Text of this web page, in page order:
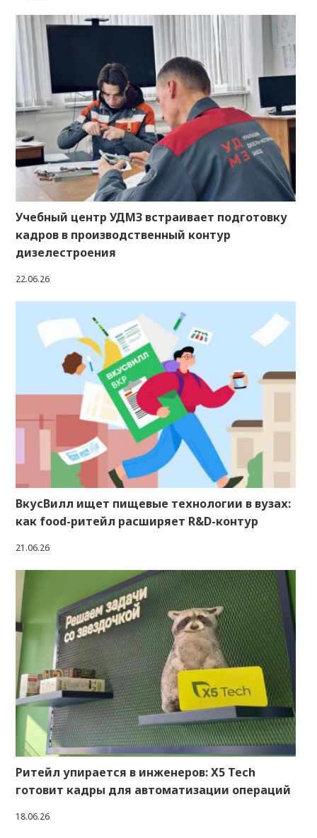
Учебный центр УДМЗ встраивает подготовку
кадров в производственный контур
дизелестроения
22.06.26
ВкусВилл ищет пищевые технологии в вузах:
как food-ритейл расширяет R&D-контур
21.06.26
Ритейл упирается в инженеров: X5 Tech
готовит кадры для автоматизации операций
18.06.26